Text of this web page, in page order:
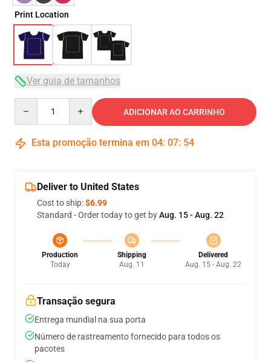
Print Location
Ver guia de tamanhos
ADICIONAR AO CARRINHO
Esta promoção termina em 04: 07: 53
Deliver to United States
Cost to ship:$6.99
Standard - Order today to get byAug. 15 - Aug. 22
Production
Today
Shipping
Aug. 11
Delivered
Aug. 15 - Aug. 22
Transação segura
Entrega mundial na sua porta
Número de rastreamento fornecido para todos os
pacotes